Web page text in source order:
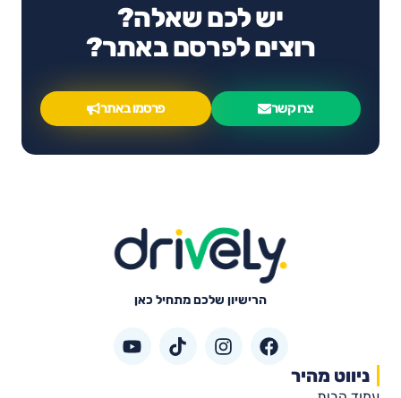
יש לכם שאלה?
רוצים לפרסם באתר?
צרו קשר פרסמו באתר
הרישיון שלכם מתחיל כאן
ניווט מהיר